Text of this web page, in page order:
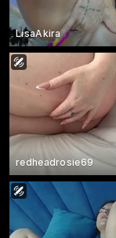
LisaAkira
redheadrosie69